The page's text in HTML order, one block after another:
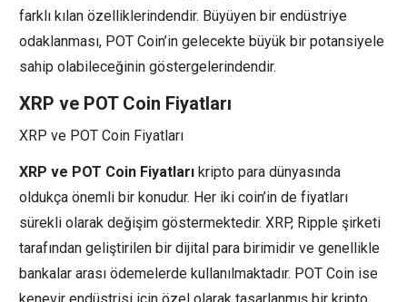
farklı kılan özelliklerindendir. Büyüyen bir endüstriye
odaklanması, POT Coin’in gelecekte büyük bir potansiyele
sahip olabileceğinin göstergelerindendir.
XRP ve POT Coin Fiyatları
XRP ve POT Coin Fiyatları
XRP ve POT Coin Fiyatları kripto para dünyasında
oldukça önemli bir konudur. Her iki coin’in de fiyatları
sürekli olarak değişim göstermektedir. XRP, Ripple şirketi
tarafından geliştirilen bir dijital para birimidir ve genellikle
bankalar arası ödemelerde kullanılmaktadır. POT Coin ise